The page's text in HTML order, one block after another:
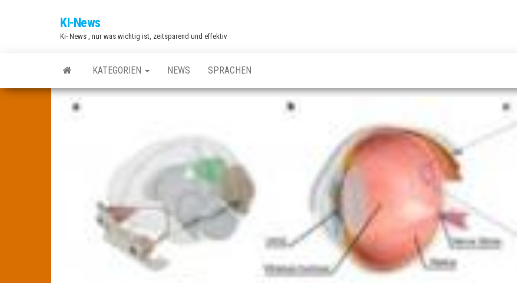
KI-News
Ki- News , nur was wichtig ist, zeitsparend und effektiv
KATEGORIEN NEWS SPRACHEN